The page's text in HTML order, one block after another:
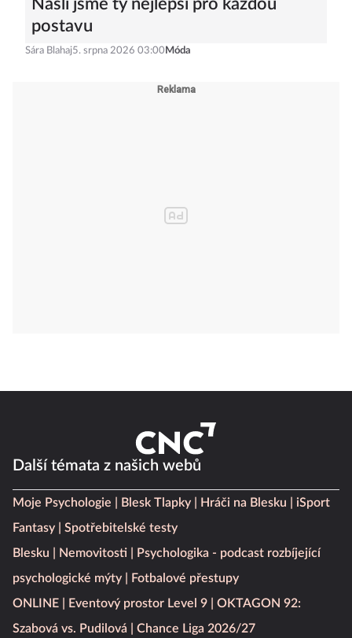
Našli jsme ty nejlepší pro každou
postavu
Sára Blahaj5. srpna 2026 03:00 Móda
Další témata z našich webů
Moje Psychologie Blesk Tlapky Hráči na Blesku
iSport
Fantasy
Spotřebitelské testy
Blesku
Nemovitosti
Psychologika - podcast rozbíjející
psychologické mýty
Fotbalové přestupy
ONLINE
Eventový prostor Level 9
OKTAGON 92:
Szabová vs. Pudilová
Chance Liga 2026/27